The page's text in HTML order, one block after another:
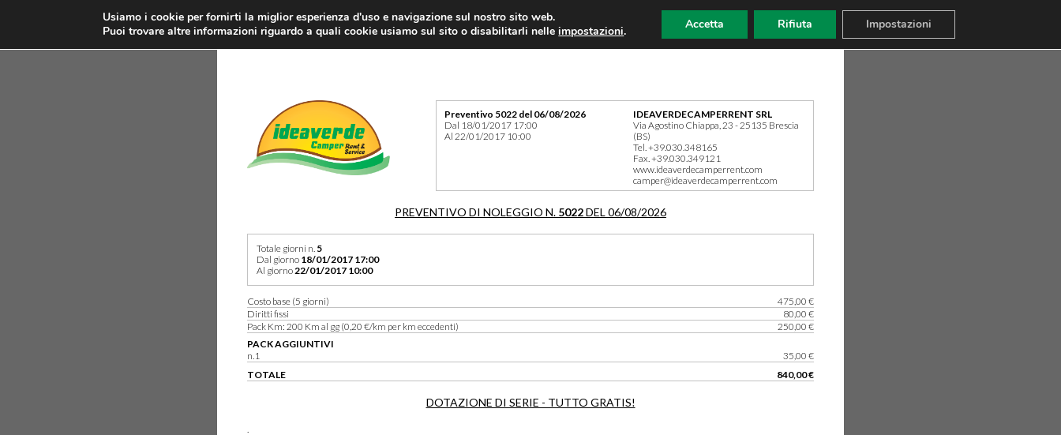
IDEAVERDECAMPERRENT SRL
Via Agostino Chiappa, 23 - 25135 Brescia
(BS)
Tel. +39.030.348165
Fax. +39.030.349121
www.ideaverdecamperrent.com
camper@ideaverdecamperrent.com
Preventivo 5022 del 06/08/2026
Dal 18/01/2017 17:00
Al 22/01/2017 10:00
PREVENTIVO DI NOLEGGIO N. 5022DEL 06/08/2026
Totale giorni n. 5
Dal giorno 18/01/2017 17:00
Al giorno22/01/2017 10:00
Costo base (5 giorni)
475,00 €
Diritti fissi
80,00 €
Pack Km: 200 Km al gg (0,20 €/km per km eccedenti)
250,00 €
PACK AGGIUNTIVI
n.1
35,00 €
TOTALE
840,00 €
DOTAZIONE DI SERIE - TUTTO GRATIS!
Usiamo i cookie per fornirti la miglior esperienza d'uso e navigazione sul nostro sito web.
Puoi trovare altre informazioni riguardo a quali cookie usiamo sul sito o disabilitarli nelleimpostazioni. Accetta Rifiuta Impostazioni